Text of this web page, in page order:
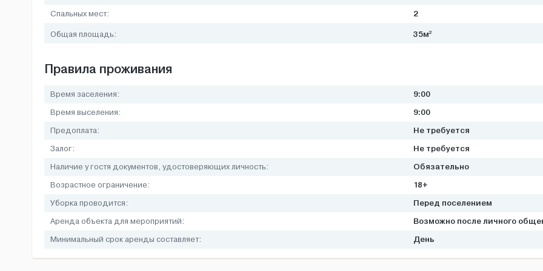
Спальных мест: 2
Общая площадь: 35м2
Правила проживания
Время заселения: 9:00
Время выселения: 9:00
Предоплата: Не требуется
Залог: Не требуется
Наличие у гостя документов, удостоверяющих личность: Обязательно
Возрастное ограничение: 18+
Уборка проводится: Перед поселением
Аренда объекта для мероприятий: Возможно после личного
Минимальный срок аренды составляет: День